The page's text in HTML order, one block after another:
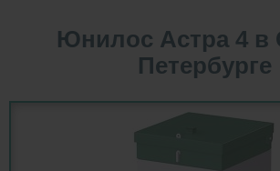
Юнилос Астра 4 в
Петербурге